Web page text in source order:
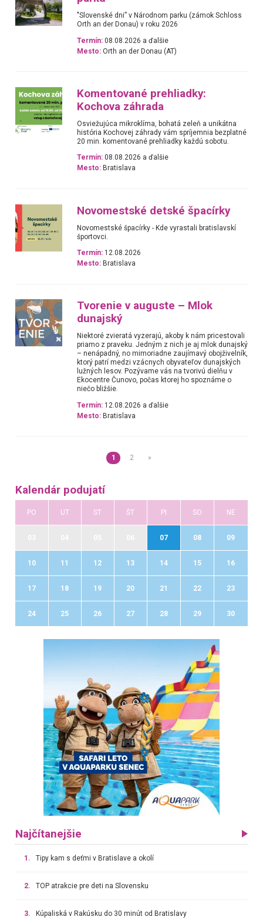
"Slovenské dni” v Národnom parku (zámok Schloss
Orth an der Donau) v roku 2026
Termín: 08.08.2026 a ďalšie
Mesto: Orth an der Donau (AT)
Komentované prehliadky:
Kochova záhrada
Osviežujúca mikroklíma, bohatá zeleň a unikátna
história Kochovej záhrady vám spríjemnia bezplatné
20 min. komentované prehliadky každú sobotu.
Termín: 08.08.2026 a ďalšie
Mesto: Bratislava
Novomestské detské špacírky
Novomestské špacírky - Kde vyrastali bratislavskí
športovci.
Termín: 12.08.2026
Mesto: Bratislava
Tvorenie v auguste – Mlok
dunajský
Niektoré zvieratá vyzerajú, akoby k nám pricestovali
priamo z praveku. Jedným z nich je aj mlok dunajský
– nenápadný, no mimoriadne zaujímavý obojživelník,
ktorý patrí medzi vzácnych obyvateľov dunajských
lužných lesov. Pozývame vás na tvorivú dielňu v
Ekocentre Čunovo, počas ktorej ho spoznáme o
niečo bližšie.
Termín: 12.08.2026 a ďalšie
Mesto: Bratislava
1 2 »
Kalendár podujatí
PO UT ST ŠT PI SO NE
07 08 09
10 11 12 13 14 15 16
17 18 19 20 21 22 23
24 25 26 27 28 29 30
Najčítanejšie
1. Tipy kam s deťmi v Bratislave a okolí
2. TOP atrakcie pre deti na Slovensku
3. Kúpaliská v Rakúsku do 30 minút od Bratislavy